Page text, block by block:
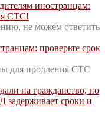
иностранцам:
СТС!
не можем ответить
проверьте срок
для продления СТС
на гражданство, но
задерживает сроки и